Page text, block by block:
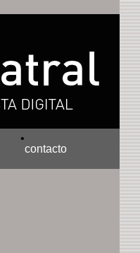
•
contacto